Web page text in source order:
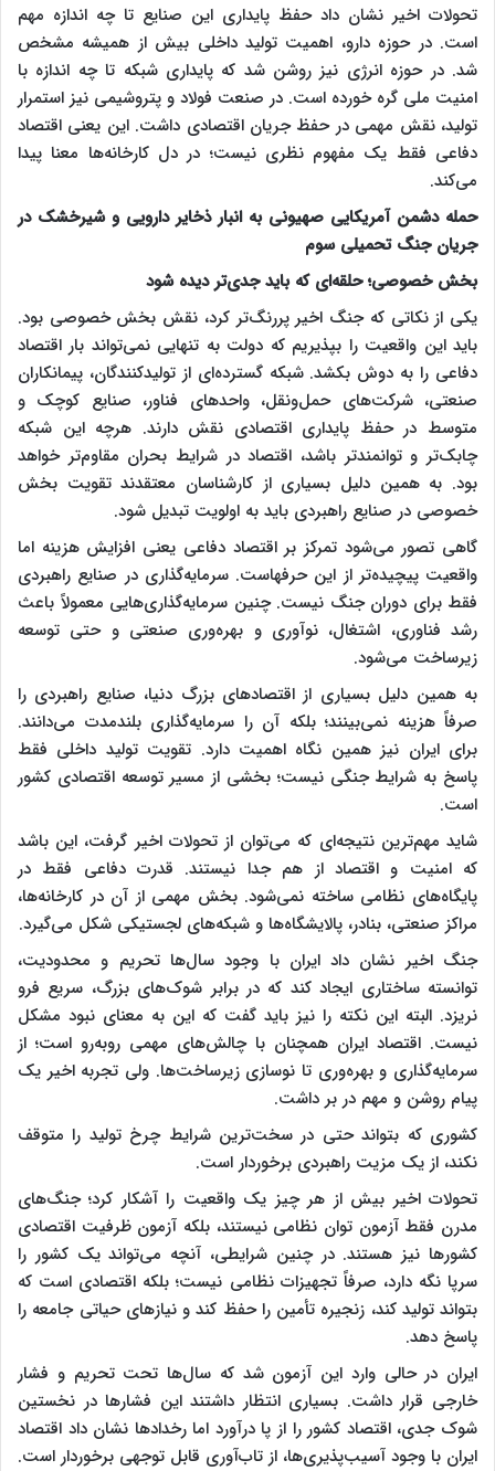
تحولات اخیر نشان داد حفظ پایداری این صنایع تا چه اندازه مهم
است. در حوزه دارو، اهمیت تولید داخلی بیش از همیشه مشخص
شد. در حوزه انرژی نیز روشن شد که پایداری شبکه تا چه اندازه با
امنیت ملی گره خورده است. در صنعت فولاد و پتروشیمی نیز استمرار
تولید، نقش مهمی در حفظ جریان اقتصادی داشت. این یعنی اقتصاد
دفاعی فقط یک مفهوم نظری نیست؛ در دل کارخانه‌ها معنا پیدا
می‌کند.
حمله دشمن آمریکایی صهیونی به انبار ذخایر دارویی و شیرخشک در
جریان جنگ تحمیلی سوم
بخش خصوصی؛ حلقه‌ای که باید جدی‌تر دیده شود
یکی از نکاتی که جنگ اخیر پررنگ‌تر کرد، نقش بخش خصوصی بود.
باید این واقعیت را بپذیریم که دولت به تنهایی نمی‌تواند بار اقتصاد
دفاعی را به دوش بکشد. شبکه گسترده‌ای از تولیدکنندگان، پیمانکاران
صنعتی، شرکت‌های حمل‌ونقل، واحدهای فناور، صنایع کوچک و
متوسط در حفظ پایداری اقتصادی نقش دارند. هرچه این شبکه
چابک‌تر و توانمندتر باشد، اقتصاد در شرایط بحران مقاوم‌تر خواهد
بود. به همین دلیل بسیاری از کارشناسان معتقدند تقویت بخش
خصوصی در صنایع راهبردی باید به اولویت تبدیل شود.
گاهی تصور می‌شود تمرکز بر اقتصاد دفاعی یعنی افزایش هزینه اما
واقعیت پیچیده‌تر از این حرفهاست. سرمایه‌گذاری در صنایع راهبردی
فقط برای دوران جنگ نیست. چنین سرمایه‌گذاری‌هایی معمولاً باعث
رشد فناوری، اشتغال، نوآوری و بهره‌وری صنعتی و حتی توسعه
زیرساخت می‌شود.
به همین دلیل بسیاری از اقتصادهای بزرگ دنیا، صنایع راهبردی را
صرفاً هزینه نمی‌بینند؛ بلکه آن را سرمایه‌گذاری بلندمدت می‌دانند.
برای ایران نیز همین نگاه اهمیت دارد. تقویت تولید داخلی فقط
پاسخ به شرایط جنگی نیست؛ بخشی از مسیر توسعه اقتصادی کشور
است.
شاید مهم‌ترین نتیجه‌ای که می‌توان از تحولات اخیر گرفت، این باشد
که امنیت و اقتصاد از هم جدا نیستند. قدرت دفاعی فقط در
پایگاه‌های نظامی ساخته نمی‌شود. بخش مهمی از آن در کارخانه‌ها،
مراکز صنعتی، بنادر، پالایشگاه‌ها و شبکه‌های لجستیکی شکل می‌گیرد.
جنگ اخیر نشان داد ایران با وجود سال‌ها تحریم و محدودیت،
توانسته ساختاری ایجاد کند که در برابر شوک‌های بزرگ، سریع فرو
نریزد. البته این نکته را نیز باید گفت که این به معنای نبود مشکل
نیست. اقتصاد ایران همچنان با چالش‌های مهمی روبه‌رو است؛ از
سرمایه‌گذاری و بهره‌وری تا نوسازی زیرساخت‌ها. ولی تجربه اخیر یک
پیام روشن و مهم در بر داشت.
کشوری که بتواند حتی در سخت‌ترین شرایط چرخ تولید را متوقف
نکند، از یک مزیت راهبردی برخوردار است.
تحولات اخیر بیش از هر چیز یک واقعیت را آشکار کرد؛ جنگ‌های
مدرن فقط آزمون توان نظامی نیستند، بلکه آزمون ظرفیت اقتصادی
کشورها نیز هستند. در چنین شرایطی، آنچه می‌تواند یک کشور را
سرپا نگه دارد، صرفاً تجهیزات نظامی نیست؛ بلکه اقتصادی است که
بتواند تولید کند، زنجیره تأمین را حفظ کند و نیازهای حیاتی جامعه را
پاسخ دهد.
ایران در حالی وارد این آزمون شد که سال‌ها تحت تحریم و فشار
خارجی قرار داشت. بسیاری انتظار داشتند این فشارها در نخستین
شوک جدی، اقتصاد کشور را از پا درآورد اما رخدادها نشان داد اقتصاد
ایران با وجود آسیب‌پذیری‌ها، از تاب‌آوری قابل توجهی برخوردار است.